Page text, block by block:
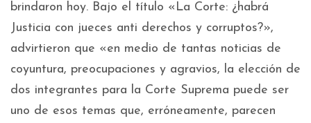
brindaron hoy. Bajo el título «La Corte: ¿habrá
Justicia con jueces anti derechos y corruptos?»,
advirtieron que «en medio de tantas noticias de
coyuntura, preocupaciones y agravios, la elección de
dos integrantes para la Corte Suprema puede ser
uno de esos temas que, erróneamente, parecen